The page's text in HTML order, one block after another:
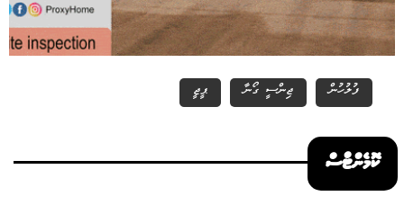
ފުލުހުން ޖިންސީ ގޯނާ ޕީޖީ
ކޮމެންޓްސް